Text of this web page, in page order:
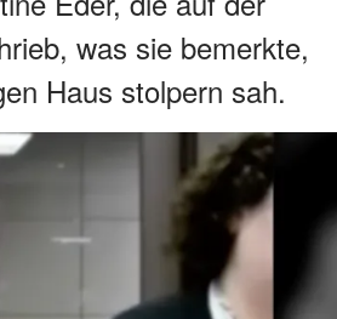
was sie bemerkte,
Haus stolpern sah.